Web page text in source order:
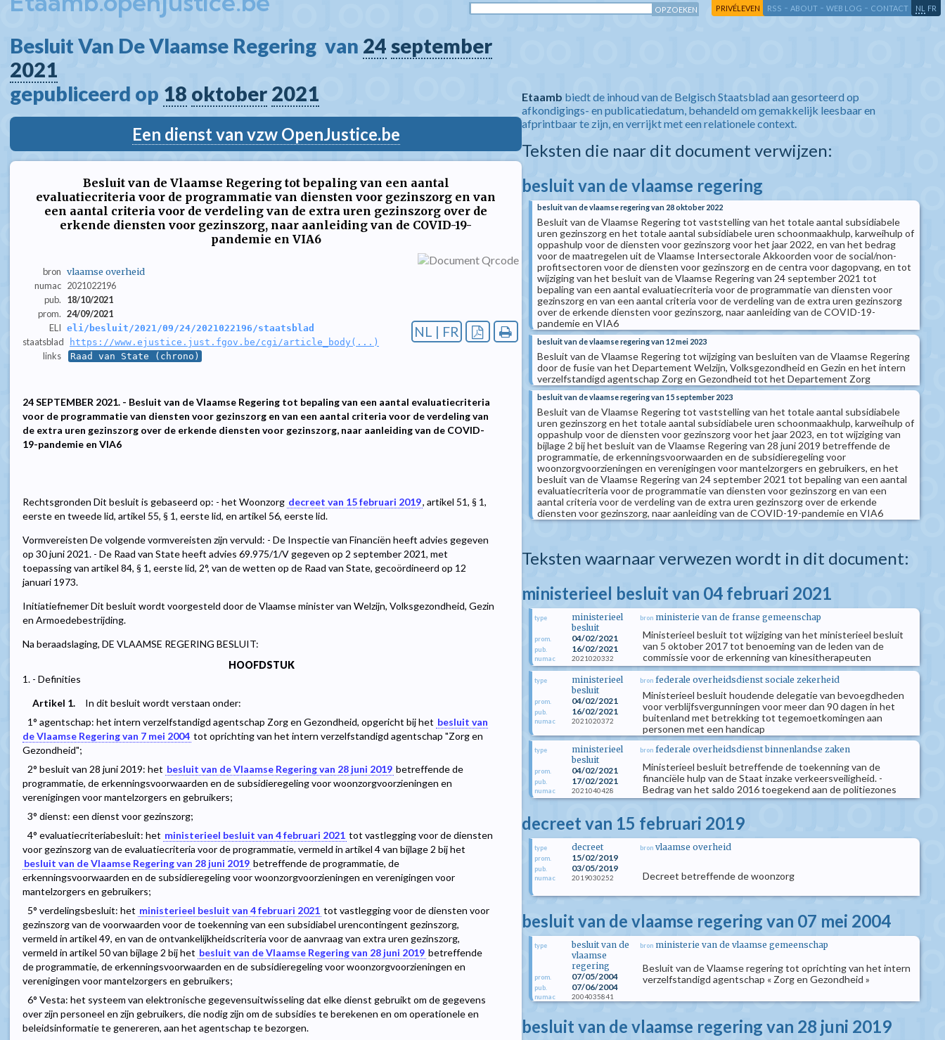
PRIVÉLEVEN RSS - ABOUT - WEB LOG - CONTACT NL FR
Besluit Van De Vlaamse Regering  van 24 september
2021
gepubliceerd op 18 oktober 2021
Een dienst van vzw OpenJustice.be
Besluit van de Vlaamse Regering tot bepaling van een aantal
evaluatiecriteria voor de programmatie van diensten voor gezinszorg en van
een aantal criteria voor de verdeling van de extra uren gezinszorg over de
erkende diensten voor gezinszorg, naar aanleiding van de COVID-19-
pandemie en VIA6
bron vlaamse overheid
numac 2021022196
pub.
18/10/2021
prom. 24/09/2021
ELI eli/besluit/2021/09/24/2021022196/staatsblad
staatsblad https://www.ejustice.just.fgov.be/cgi/article_body(...)
links Raad van State (chrono)
NL | FR
24 SEPTEMBER 2021. - Besluit van de Vlaamse Regering tot bepaling van een aantal evaluatiecriteria
voor de programmatie van diensten voor gezinszorg en van een aantal criteria voor de verdeling van
de extra uren gezinszorg over de erkende diensten voor gezinszorg, naar aanleiding van de COVID-
19-pandemie en VIA6
Rechtsgronden Dit besluit is gebaseerd op: - het Woonzorg decreet van 15 februari 2019, artikel 51, § 1,
eerste en tweede lid, artikel 55, § 1, eerste lid, en artikel 56, eerste lid.
Vormvereisten De volgende vormvereisten zijn vervuld: - De Inspectie van Financiën heeft advies gegeven
op 30 juni 2021. - De Raad van State heeft advies 69.975/1/V gegeven op 2 september 2021, met
toepassing van artikel 84, § 1, eerste lid, 2°, van de wetten op de Raad van State, gecoördineerd op 12
januari 1973.
Initiatiefnemer Dit besluit wordt voorgesteld door de Vlaamse minister van Welzijn, Volksgezondheid, Gezin
en Armoedebestrijding.
Na beraadslaging, DE VLAAMSE REGERING BESLUIT:
HOOFDSTUK
1. - Definities
Artikel 1.
In dit besluit wordt verstaan onder:
1° agentschap: het intern verzelfstandigd agentschap Zorg en Gezondheid, opgericht bij het besluit van
de Vlaamse Regering van 7 mei 2004 tot oprichting van het intern verzelfstandigd agentschap "Zorg en
Gezondheid";
2° besluit van 28 juni 2019: het besluit van de Vlaamse Regering van 28 juni 2019 betreffende de
programmatie, de erkenningsvoorwaarden en de subsidieregeling voor woonzorgvoorzieningen en
verenigingen voor mantelzorgers en gebruikers;
3° dienst: een dienst voor gezinszorg;
4° evaluatiecriteriabesluit: het ministerieel besluit van 4 februari 2021 tot vastlegging voor de diensten
voor gezinszorg van de evaluatiecriteria voor de programmatie, vermeld in artikel 4 van bijlage 2 bij het
besluit van de Vlaamse Regering van 28 juni 2019 betreffende de programmatie, de
erkenningsvoorwaarden en de subsidieregeling voor woonzorgvoorzieningen en verenigingen voor
mantelzorgers en gebruikers;
5° verdelingsbesluit: het ministerieel besluit van 4 februari 2021 tot vastlegging voor de diensten voor
gezinszorg van de voorwaarden voor de toekenning van een subsidiabel urencontingent gezinszorg,
vermeld in artikel 49, en van de ontvankelijkheidscriteria voor de aanvraag van extra uren gezinszorg,
vermeld in artikel 50 van bijlage 2 bij het besluit van de Vlaamse Regering van 28 juni 2019 betreffende
de programmatie, de erkenningsvoorwaarden en de subsidieregeling voor woonzorgvoorzieningen en
verenigingen voor mantelzorgers en gebruikers;
6° Vesta: het systeem van elektronische gegevensuitwisseling dat elke dienst gebruikt om de gegevens
over zijn personeel en zijn gebruikers, die nodig zijn om de subsidies te berekenen en om operationele en
beleidsinformatie te genereren, aan het agentschap te bezorgen.
Etaamb biedt de inhoud van de Belgisch Staatsblad aan gesorteerd op
afkondigings- en publicatiedatum, behandeld om gemakkelijk leesbaar en
afprintbaar te zijn, en verrijkt met een relationele context.
Teksten die naar dit document verwijzen:
besluit van de vlaamse regering
besluit van de vlaamse regering van 28 oktober 2022
Besluit van de Vlaamse Regering tot vaststelling van het totale aantal subsidiabele
uren gezinszorg en het totale aantal subsidiabele uren schoonmaakhulp, karweihulp of
oppashulp voor de diensten voor gezinszorg voor het jaar 2022, en van het bedrag
voor de maatregelen uit de Vlaamse Intersectorale Akkoorden voor de social/non-
profitsectoren voor de diensten voor gezinszorg en de centra voor dagopvang, en tot
wijziging van het besluit van de Vlaamse Regering van 24 september 2021 tot
bepaling van een aantal evaluatiecriteria voor de programmatie van diensten voor
gezinszorg en van een aantal criteria voor de verdeling van de extra uren gezinszorg
over de erkende diensten voor gezinszorg, naar aanleiding van de COVID-19-
pandemie en VIA6
besluit van de vlaamse regering van 12 mei 2023
Besluit van de Vlaamse Regering tot wijziging van besluiten van de Vlaamse Regering
door de fusie van het Departement Welzijn, Volksgezondheid en Gezin en het intern
verzelfstandigd agentschap Zorg en Gezondheid tot het Departement Zorg
besluit van de vlaamse regering van 15 september 2023
Besluit van de Vlaamse Regering tot vaststelling van het totale aantal subsidiabele
uren gezinszorg en het totale aantal subsidiabele uren schoonmaakhulp, karweihulp of
oppashulp voor de diensten voor gezinszorg voor het jaar 2023, en tot wijziging van
bijlage 2 bij het besluit van de Vlaamse Regering van 28 juni 2019 betreffende de
programmatie, de erkenningsvoorwaarden en de subsidieregeling voor
woonzorgvoorzieningen en verenigingen voor mantelzorgers en gebruikers, en het
besluit van de Vlaamse Regering van 24 september 2021 tot bepaling van een aantal
evaluatiecriteria voor de programmatie van diensten voor gezinszorg en van een
aantal criteria voor de verdeling van de extra uren gezinszorg over de erkende
diensten voor gezinszorg, naar aanleiding van de COVID-19-pandemie en VIA6
Teksten waarnaar verwezen wordt in dit document:
ministerieel besluit van 04 februari 2021
type
ministerieel
besluit
prom. 04/02/2021
pub. 16/02/2021
numac 2021020332
bron ministerie van de franse gemeenschap
Ministerieel besluit tot wijziging van het ministerieel besluit
van 5 oktober 2017 tot benoeming van de leden van de
commissie voor de erkenning van kinesitherapeuten
type
ministerieel
besluit
prom. 04/02/2021
pub. 16/02/2021
numac 2021020372
bron federale overheidsdienst sociale zekerheid
Ministerieel besluit houdende delegatie van bevoegdheden
voor verblijfsvergunningen voor meer dan 90 dagen in het
buitenland met betrekking tot tegemoetkomingen aan
personen met een handicap
type
ministerieel
besluit
prom. 04/02/2021
pub. 17/02/2021
numac 2021040428
bron federale overheidsdienst binnenlandse zaken
Ministerieel besluit betreffende de toekenning van de
financiële hulp van de Staat inzake verkeersveiligheid. -
Bedrag van het saldo 2016 toegekend aan de politiezones
decreet van 15 februari 2019
type decreet
prom. 15/02/2019
pub. 03/05/2019
numac 2019030252
bron vlaamse overheid
Decreet betreffende de woonzorg
besluit van de vlaamse regering van 07 mei 2004
type
besluit van de
vlaamse
regering
prom. 07/05/2004
pub. 07/06/2004
numac 2004035841
bron ministerie van de vlaamse gemeenschap
Besluit van de Vlaamse regering tot oprichting van het intern
verzelfstandigd agentschap « Zorg en Gezondheid »
besluit van de vlaamse regering van 28 juni 2019